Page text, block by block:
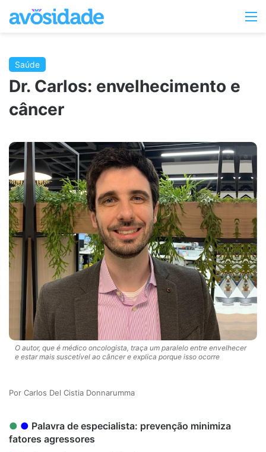
Switch
Saúde
Dr. Carlos: envelhecimento e
câncer
O autor, que é médico oncologista, traça um paralelo entre envelhecer
e estar mais suscetível ao câncer e explica porque isso ocorre
Carlos Del Cistia Donnarumma
● ● Palavra de especialista: prevenção minimiza
fatores agressores